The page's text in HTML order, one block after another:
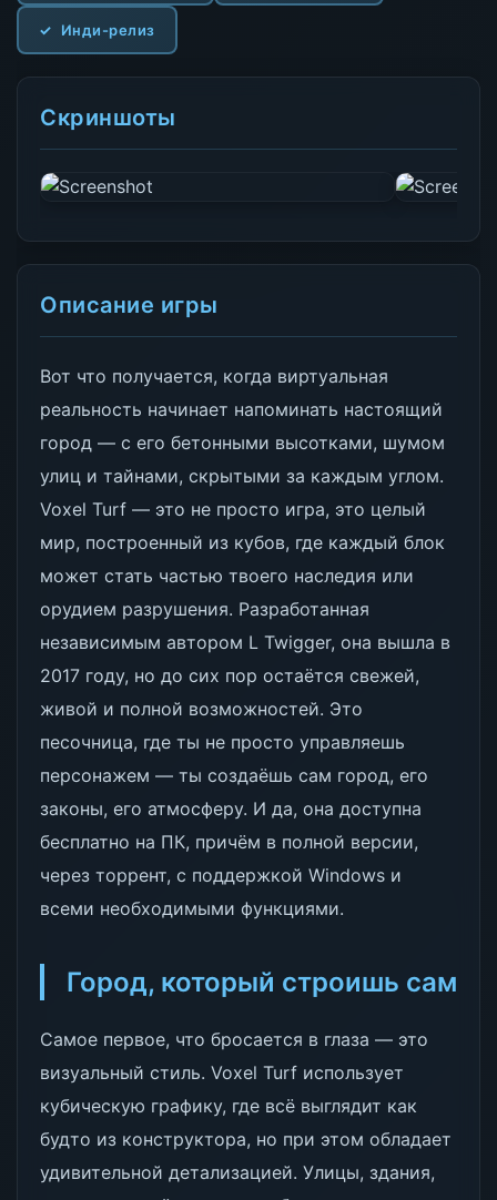
Инди-релиз
Скриншоты
Описание игры
Вот что получается, когда виртуальная
реальность начинает напоминать настоящий
город — с его бетонными высотками, шумом
улиц и тайнами, скрытыми за каждым углом.
Voxel Turf — это не просто игра, это целый
мир, построенный из кубов, где каждый блок
может стать частью твоего наследия или
орудием разрушения. Разработанная
независимым автором L Twigger, она вышла в
2017 году, но до сих пор остаётся свежей,
живой и полной возможностей. Это
песочница, где ты не просто управляешь
персонажем — ты создаёшь сам город, его
законы, его атмосферу. И да, она доступна
бесплатно на ПК, причём в полной версии,
через торрент, с поддержкой Windows и
всеми необходимыми функциями.
Город, который строишь сам
Самое первое, что бросается в глаза — это
визуальный стиль. Voxel Turf использует
кубическую графику, где всё выглядит как
будто из конструктора, но при этом обладает
удивительной детализацией. Улицы, здания,